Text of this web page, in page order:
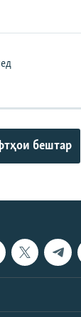
бештар